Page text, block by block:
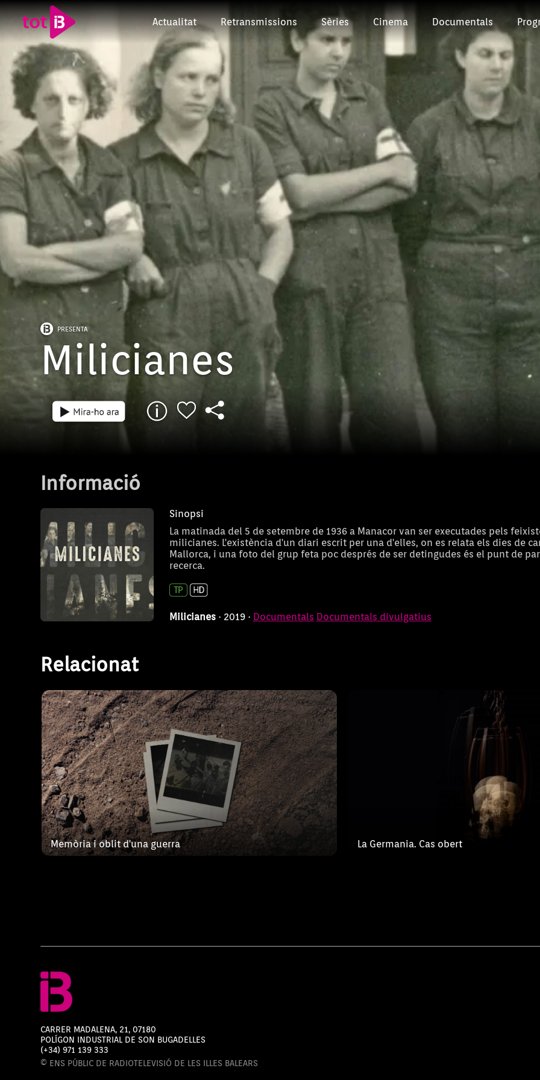
Actualitat Retransmissions Sèries Cinema Documentals
PRESENTA
Milicianes
Informació
Sinopsi
La matinada del 5 de setembre de 1936 a Manacor van ser executades pels
milicianes. L'existència d'un diari escrit per una d'elles, on es relata els dies de
Mallorca, i una foto del grup feta poc després de ser detingudes és el punt de
recerca.
Milicianes · 2019 · Documentals Documentals divulgatius
Relacionat
Memòria i oblit d'una guerra
Memòria i oblit d'una guerra
Conta la història de la Guerra Civil Espanyola a Mallorca.
La Germania. Cas obert
CARRER MADALENA, 21, 07180
POLÍGON INDUSTRIAL DE SON BUGADELLES
(+34) 971 139 333
© ENS PÚBLIC DE RADIOTELEVISIÓ DE LES ILLES BALEARS